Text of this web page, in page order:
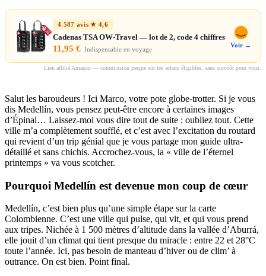
4 587 avis ★ 4,6
Cadenas TSA OW-Travel — lot de 2, code 4 chiffres
11,95 € Indispensable en voyage
Voir →
Lien affilié Amazon — commission perçue sur les achats éligibles, sans surcoût pour vous.
Salut les baroudeurs ! Ici Marco, votre pote globe-trotter. Si je vous
dis Medellín, vous pensez peut-être encore à certaines images
d’Épinal… Laissez-moi vous dire tout de suite : oubliez tout. Cette
ville m’a complètement soufflé, et c’est avec l’excitation du routard
qui revient d’un trip génial que je vous partage mon guide ultra-
détaillé et sans chichis. Accrochez-vous, la « ville de l’éternel
printemps » va vous scotcher.
Pourquoi Medellín est devenue mon coup de cœur
Medellín, c’est bien plus qu’une simple étape sur la carte
Colombienne. C’est une ville qui pulse, qui vit, et qui vous prend
aux tripes. Nichée à 1 500 mètres d’altitude dans la vallée d’Aburrá,
elle jouit d’un climat qui tient presque du miracle : entre 22 et 28°C
toute l’année. Ici, pas besoin de manteau d’hiver ou de clim’ à
outrance. On est bien. Point final.